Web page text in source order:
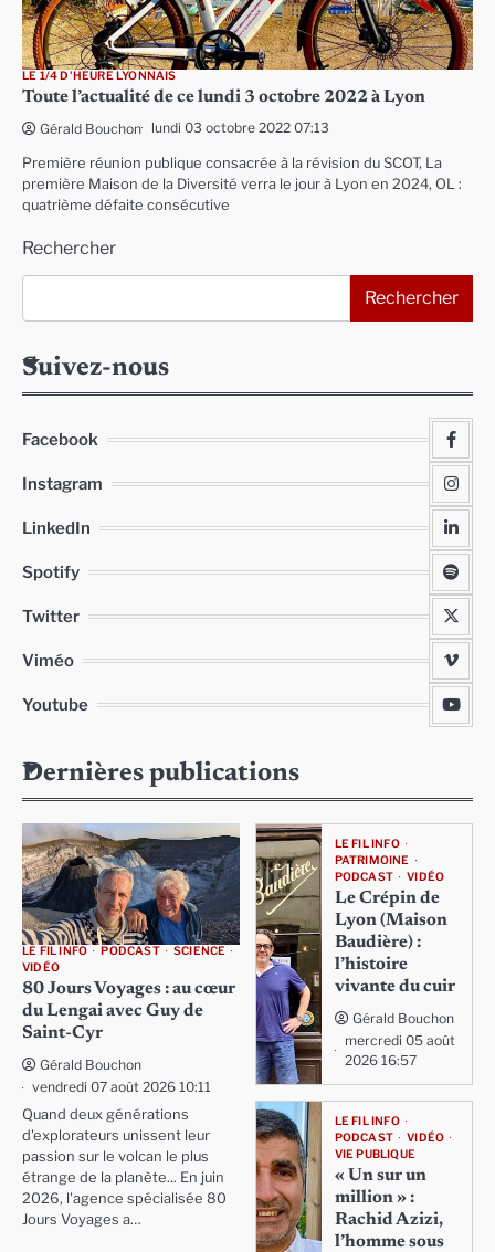
LE 1/4 D'HEURE LYONNAIS
Toute l’actualité de ce lundi 3 octobre 2022 à Lyon
Gérald Bouchon lundi 03 octobre 2022 07:13
Première réunion publique consacrée à la révision du SCOT, La
première Maison de la Diversité verra le jour à Lyon en 2024, OL :
quatrième défaite consécutive
Rechercher
Rechercher
Suivez-nous
Facebook
Instagram
LinkedIn
Spotify
Twitter
Viméo
Youtube
Dernières publications
LE FIL INFO PODCAST
SCIENCE
VIDÉO
80 Jours Voyages : au cœur
du Lengai avec Guy de
Saint-Cyr
Gérald Bouchon
vendredi 07 août 2026 10:11
Quand deux générations
d'explorateurs unissent leur
passion sur le volcan le plus
étrange de la planète... En juin
2026, l'agence spécialisée 80
Jours Voyages a…
LE FIL INFO
PATRIMOINE
PODCAST
VIDÉO
Le Crépin de
Lyon (Maison
Baudière) :
l’histoire
vivante du cuir
Gérald Bouchon
mercredi 05 août
2026 16:57
LE FIL INFO
PODCAST
VIDÉO
VIE PUBLIQUE
« Un sur un
million » :
Rachid Azizi,
l’homme sous